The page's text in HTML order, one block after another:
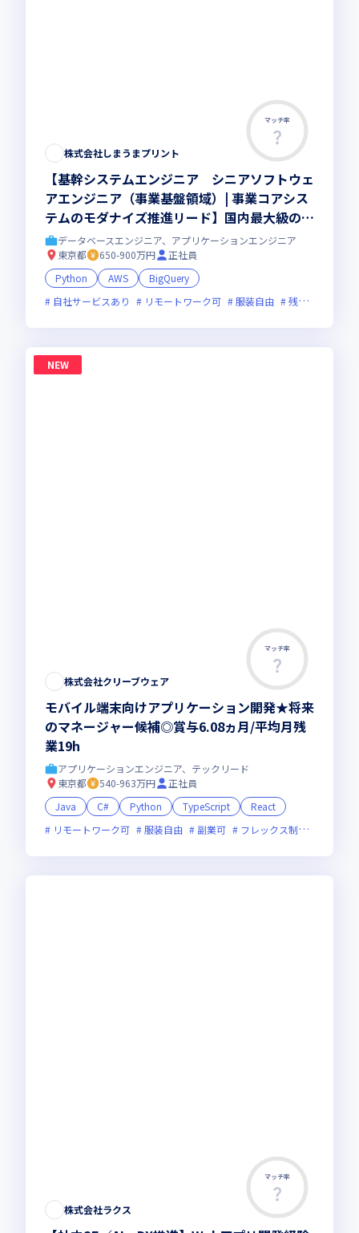
マッチ率
株式会社しまうまプリント
【基幹システムエンジニア シニアソフトウェ
アエンジニア（事業基盤領域）| 事業コアシス
テムのモダナイズ推進リード】国内最大級のプ
リントECを支える基幹システム｜会計・デー
タ基盤・大規模データ管理｜ペタバイト級デー
タ｜基幹SaaS接続｜部課長層と協働して推進
｜ハイブリッド勤務(週1出社)
データベースエンジニア、アプリケーションエンジニア
東京都
650-900万円
正社員
Python
AWS
BigQuery
自社サービスあり
リモートワーク可 服装自由 残業月20時間未満
NEW
マッチ率
株式会社クリーブウェア
モバイル端末向けアプリケーション開発★将来
のマネージャー候補◎賞与6.08ヵ月/平均月残
業19h
アプリケーションエンジニア、テックリード
東京都
540-963万円
正社員
Java
C# Python TypeScript
React
リモートワーク可
服装自由 副業可 フレックス制度あり
マッチ率
株式会社ラクス